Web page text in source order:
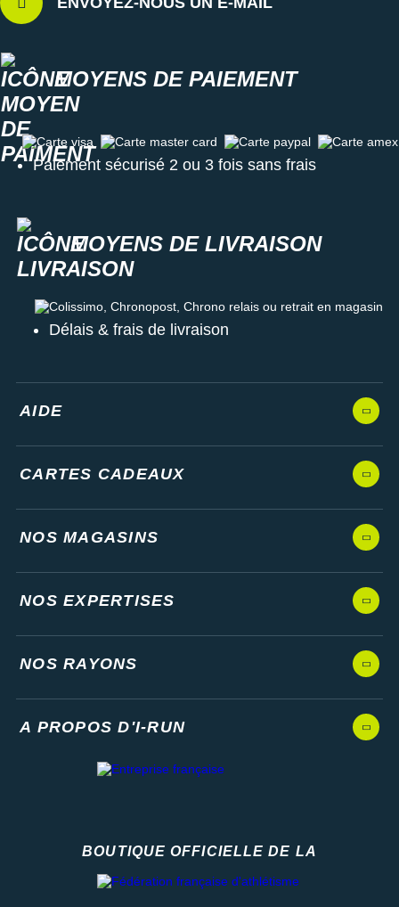
Les autres produitsOn-Running
MOYENS DE PAIEMENT
Carte visa Carte master card Carte paypal Carte amex
Paiement sécurisé 2 ou 3 fois sans frais
MOYENS DE LIVRAISON
Colissimo, Chronopost, Chrono relais ou retrait en magasin
Délais & frais de livraison
AIDE
CARTES CADEAUX
NOS MAGASINS
NOS EXPERTISES
NOS RAYONS
A PROPOS D'I-RUN
BOUTIQUE OFFICIELLE DE LA